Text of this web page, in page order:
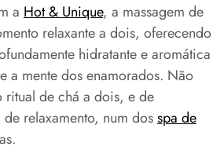
a Hot & Unique, a massagem de
relaxante a dois, oferecendo
hidratante e aromática
a mente dos enamorados. Não
ritual de chá a dois, e de
relaxamento, num dosspa de